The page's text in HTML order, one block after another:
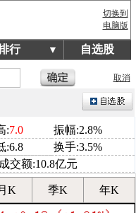
切换到
电脑版
行 ▼ 自选股
取消
:7.0
振幅:2.8%
:6.8
换手:3.5%
交额:10.8亿元
K 季K 年K